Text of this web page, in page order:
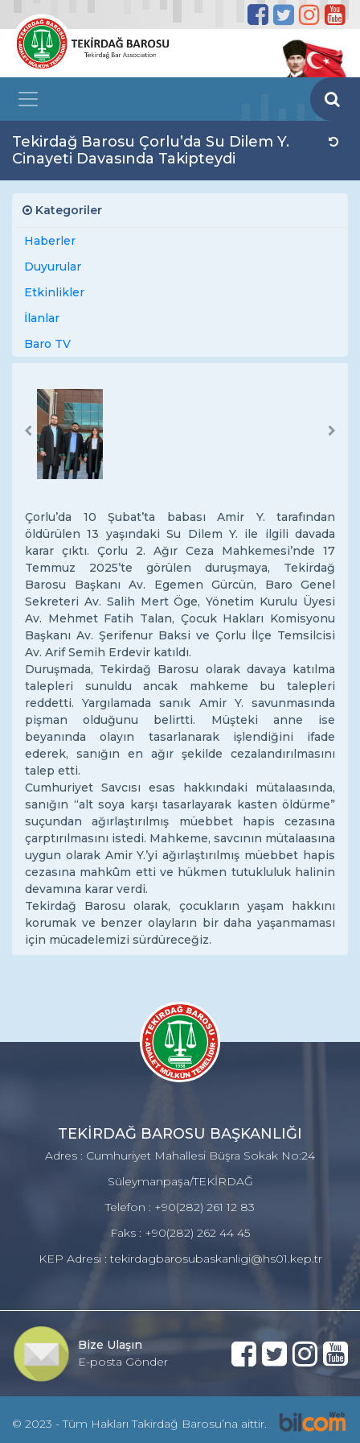
Tekirdağ Barosu Çorlu’da Su Dilem Y.
Cinayeti Davasında Takipteydi
Kategoriler
Haberler
Duyurular
Etkinlikler
İlanlar
Baro TV
Previous Next
Çorlu’da 10 Şubat’ta babası Amir Y. tarafından
öldürülen 13 yaşındaki Su Dilem Y. ile ilgili davada
karar çıktı. Çorlu 2. Ağır Ceza Mahkemesi’nde 17
Temmuz 2025’te görülen duruşmaya, Tekirdağ
Barosu Başkanı Av. Egemen Gürcün, Baro Genel
Sekreteri Av. Salih Mert Öge, Yönetim Kurulu Üyesi
Av. Mehmet Fatih Talan, Çocuk Hakları Komisyonu
Başkanı Av. Şerifenur Baksi ve Çorlu İlçe Temsilcisi
Av. Arif Semih Erdevir katıldı.
Duruşmada, Tekirdağ Barosu olarak davaya katılma
talepleri sunuldu ancak mahkeme bu talepleri
reddetti. Yargılamada sanık Amir Y. savunmasında
pişman olduğunu belirtti. Müşteki anne ise
beyanında olayın tasarlanarak işlendiğini ifade
ederek, sanığın en ağır şekilde cezalandırılmasını
talep etti.
Cumhuriyet Savcısı esas hakkındaki mütalaasında,
sanığın “alt soya karşı tasarlayarak kasten öldürme”
suçundan ağırlaştırılmış müebbet hapis cezasına
çarptırılmasını istedi. Mahkeme, savcının mütalaasına
uygun olarak Amir Y.’yi ağırlaştırılmış müebbet hapis
cezasına mahkûm etti ve hükmen tutukluluk halinin
devamına karar verdi.
Tekirdağ Barosu olarak, çocukların yaşam hakkını
korumak ve benzer olayların bir daha yaşanmaması
için mücadelemizi sürdüreceğiz.
TEKİRDAĞ BAROSU BAŞKANLIĞI
Adres : Cumhuriyet Mahallesi Büşra Sokak No:24
Süleymanpaşa/TEKİRDAĞ
Telefon : +90(282) 261 12 83
Faks : +90(282) 262 44 45
KEP Adresi : tekirdagbarosubaskanligi@hs01.kep.tr
Bize Ulaşın
E-posta Gönder
© 2023 - Tüm Hakları Takirdağ Barosu’na aittir.